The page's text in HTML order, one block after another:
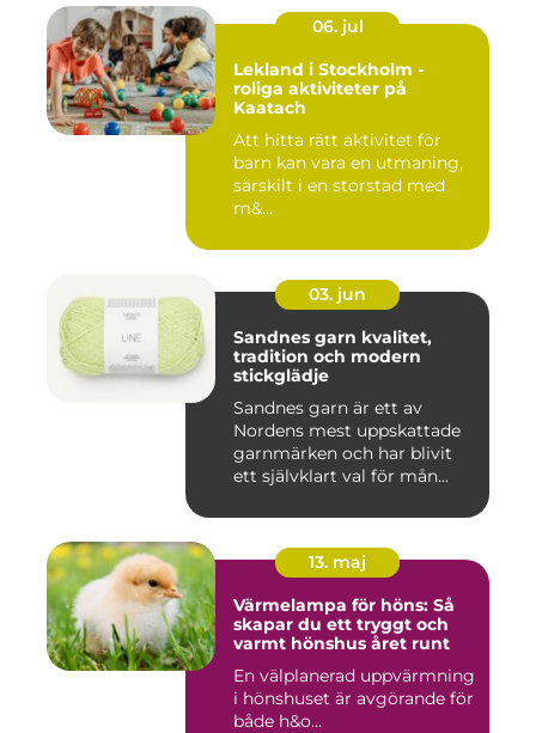
06. jul
Lekland i Stockholm -
roliga aktiviteter på
Kaatach
Att hitta rätt aktivitet för
barn kan vara en utmaning,
särskilt i en storstad med
m&...
03. jun
Sandnes garn kvalitet,
tradition och modern
stickglädje
Sandnes garn är ett av
Nordens mest uppskattade
garnmärken och har blivit
ett självklart val för mån...
13. maj
Värmelampa för höns: Så
skapar du ett tryggt och
varmt hönshus året runt
En välplanerad uppvärmning
i hönshuset är avgörande för
både h&o...